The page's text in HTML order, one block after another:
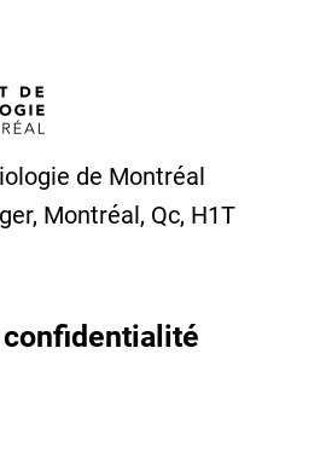
de Montréal
Montréal, Qc, H1T